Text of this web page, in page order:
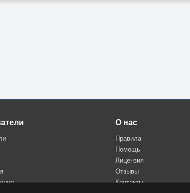
О нас
Правила
Помощь
Лицензия
Отзывы
Контакты